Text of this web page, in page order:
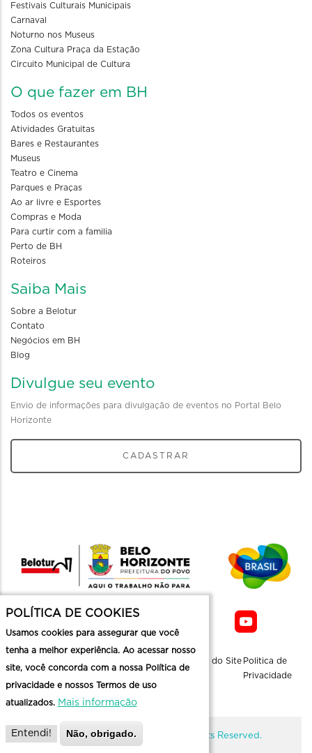
Festivais Culturais Municipais
Carnaval
Noturno nos Museus
Zona Cultura Praça da Estação
Circuito Municipal de Cultura
O que fazer em BH
Todos os eventos
Atividades Gratuitas
Bares e Restaurantes
Museus
Teatro e Cinema
Parques e Praças
Ao ar livre e Esportes
Compras e Moda
Para curtir com a familia
Perto de BH
Roteiros
Saiba Mais
Sobre a Belotur
Contato
Negócios em BH
Blog
Divulgue seu evento
Envio de informações para divulgação de eventos no Portal Belo
Horizonte
CADASTRAR
Mapa do Site Politica de
Privacidade
@ Copyright Belotur 2026. All Rights Reserved.
POLÍTICA DE COOKIES
Usamos cookies para assegurar que você
tenha a melhor experiência. Ao acessar nosso
site, você concorda com a nossa Política de
privacidade e nossos Termos de uso
atualizados. Mais informação
Entendi! Não, obrigado.